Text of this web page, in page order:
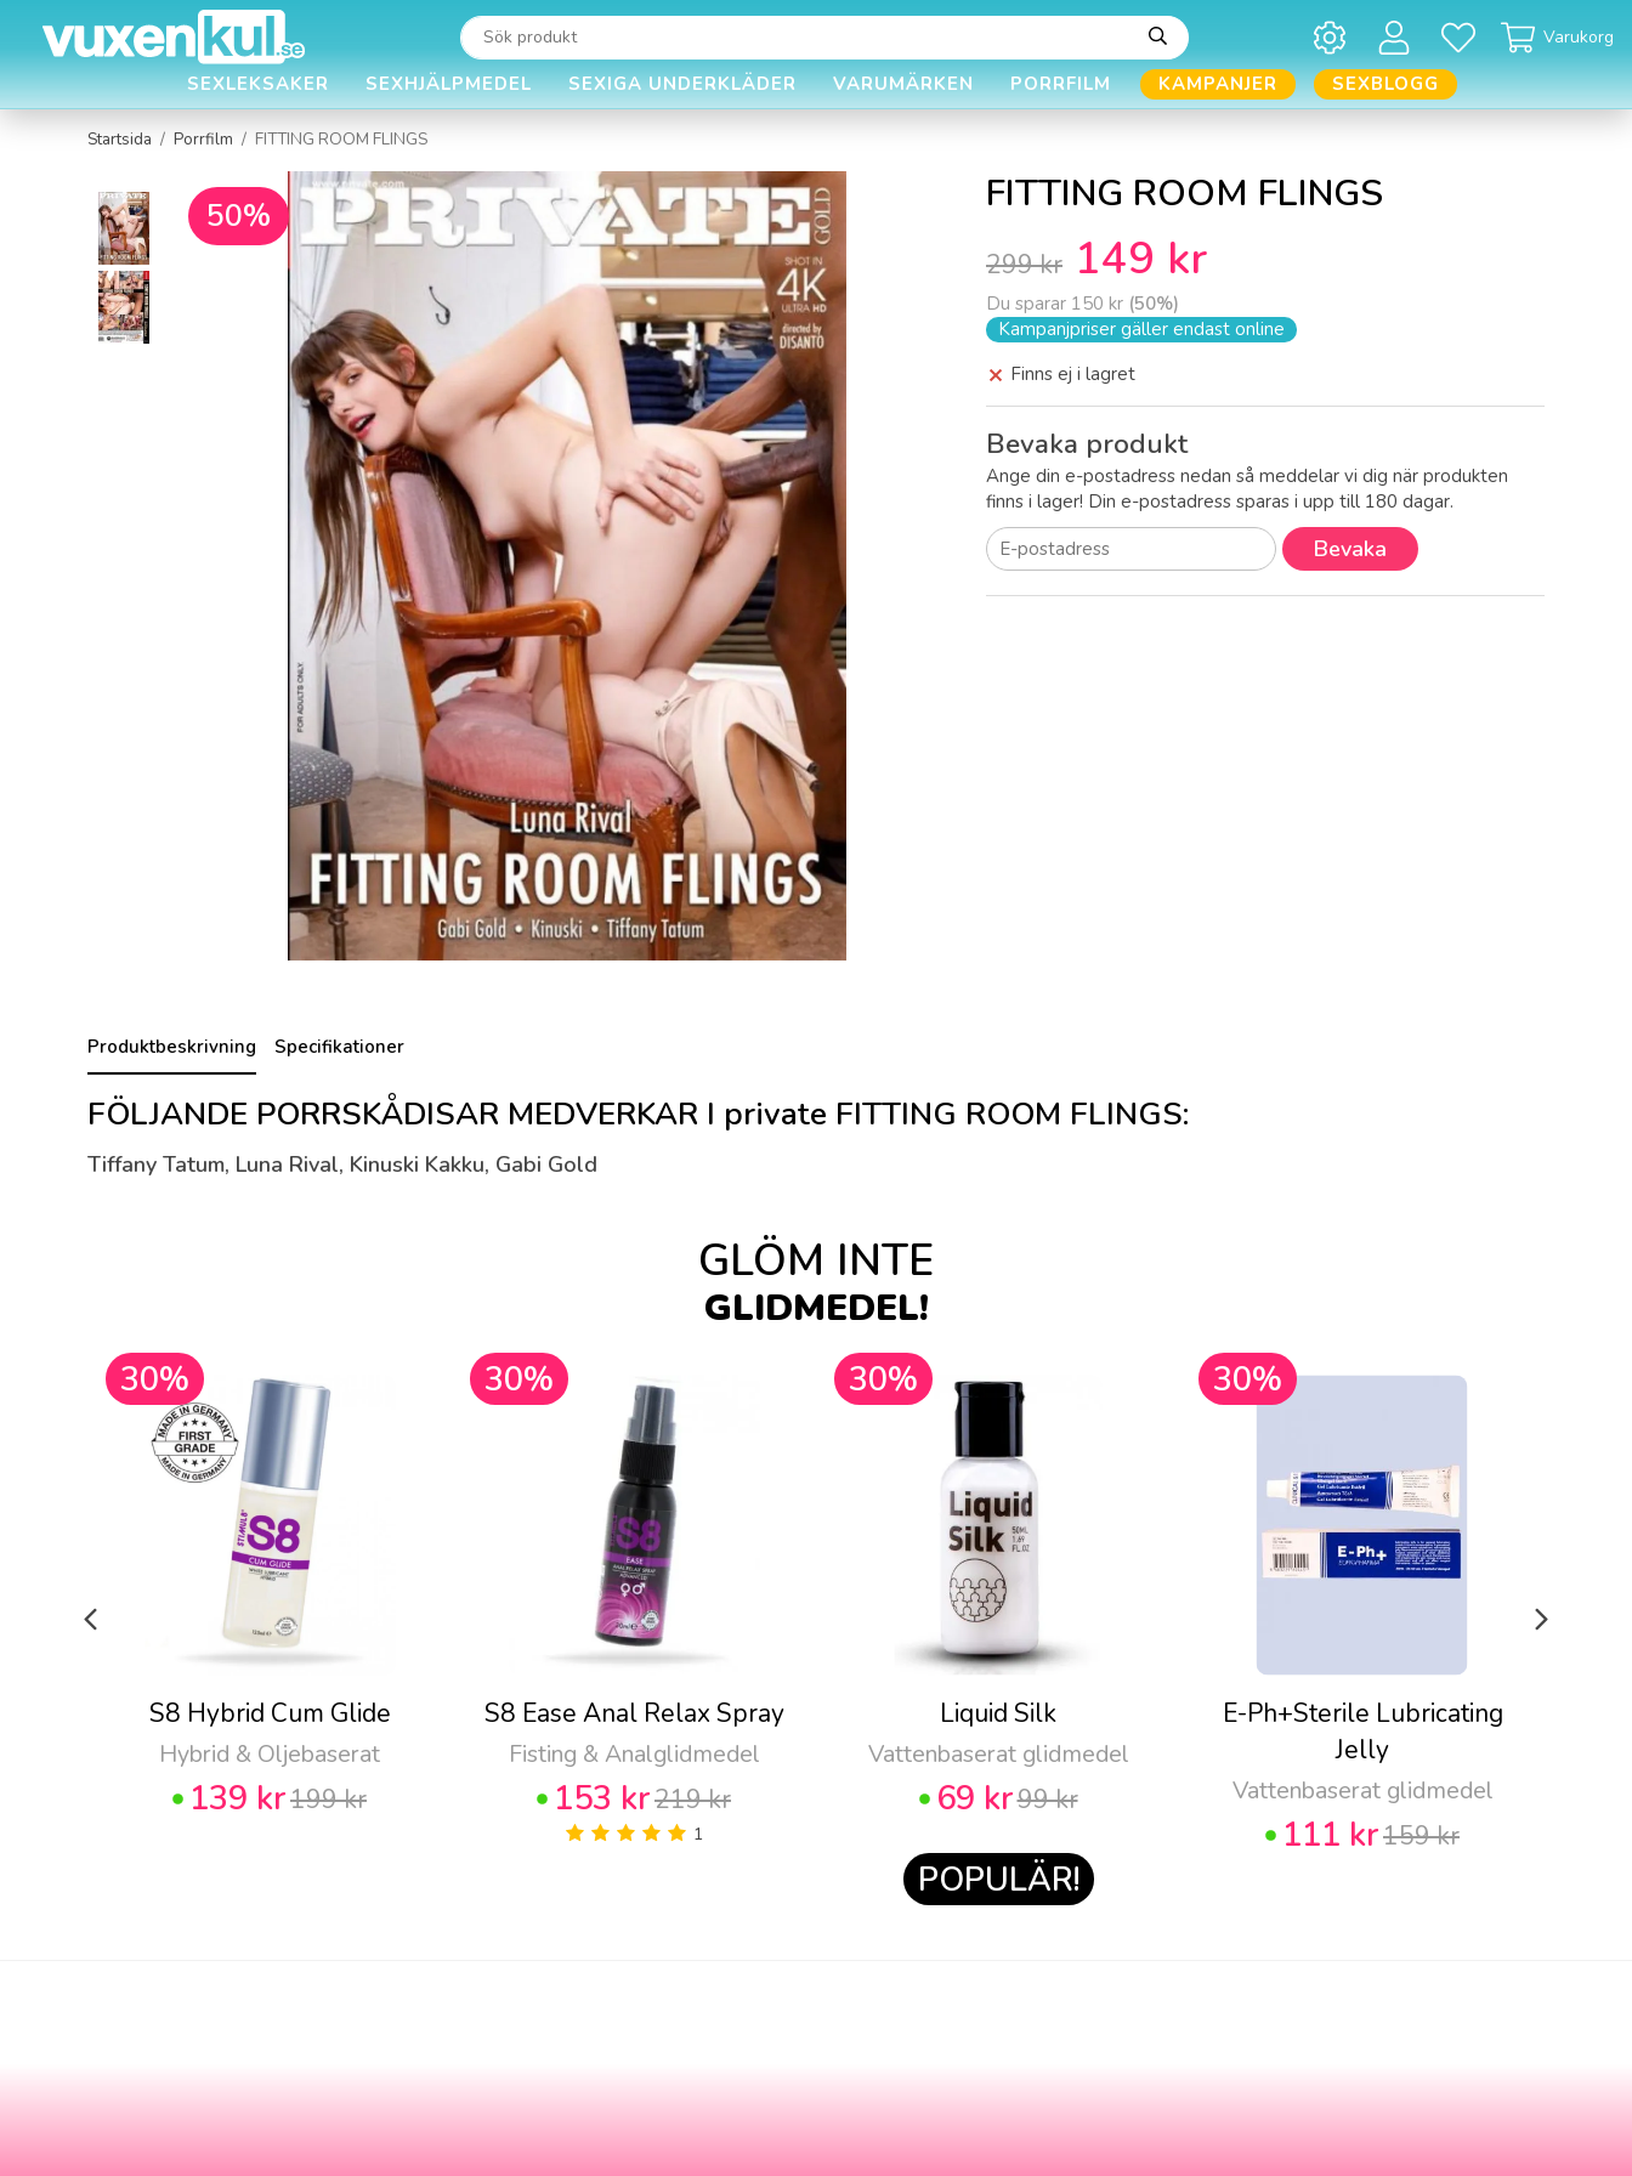
Varukorg
SEXLEKSAKER SEXHJÄLPMEDEL SEXIGA UNDERKLÄDER VARUMÄRKEN PORRFILM KAMPANJER SEXBLOGG
Startsida / Porrfilm / FITTING ROOM FLINGS
50% FITTING ROOM FLINGS
299 kr 149 kr
Du sparar 150 kr (50%)
Kampanjpriser gäller endast online
Finns ej i lagret
Bevaka produkt
Ange din e-postadress nedan så meddelar vi dig när produkten
finns i lager! Din e-postadress sparas i upp till 180 dagar.
Bevaka
Produktbeskrivning Specifikationer
FÖLJANDE PORRSKÅDISAR MEDVERKAR I private FITTING ROOM FLINGS:
Tiffany Tatum, Luna Rival, Kinuski Kakku, Gabi Gold
GLÖM INTE
GLIDMEDEL!
30%
S8 Hybrid Cum Glide
Hybrid & Oljebaserat
139 kr199 kr
30%
S8 Ease Anal Relax Spray
Fisting & Analglidmedel
153 kr219 kr
1
30%
Liquid Silk
Vattenbaserat glidmedel
69 kr99 kr
POPULÄR!
30%
E-Ph+Sterile Lubricating
Jelly
Vattenbaserat glidmedel
111 kr159 kr